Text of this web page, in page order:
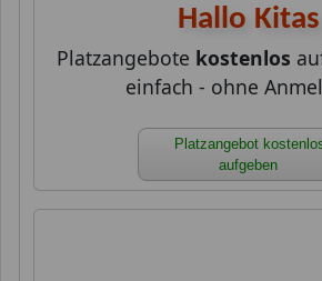
Hallo Kitas
Platzangebote kostenlos
einfach - ohne
Platzangebot
aufgeben